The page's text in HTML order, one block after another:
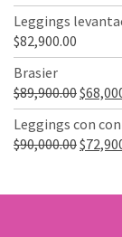
era:
Leggings
$82,900.00
Brasier
$89,900.00El
precio
era:
$
Leggings con
$90,000.00El
$